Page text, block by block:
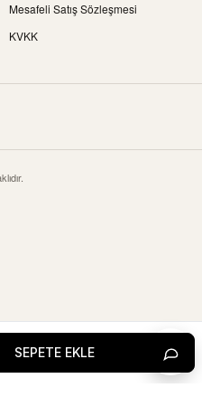
SEPETE EKLE
Mesafeli Satış Sözleşmesi
KVKK
Canlı